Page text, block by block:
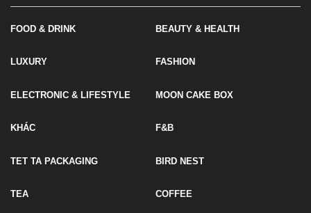
FOOD & DRINK BEAUTY & HEALTH
LUXURY FASHION
ELECTRONIC & LIFESTYLE MOON CAKE BOX
KHÁC F&B
TET TA PACKAGING BIRD NEST
TEA COFFEE